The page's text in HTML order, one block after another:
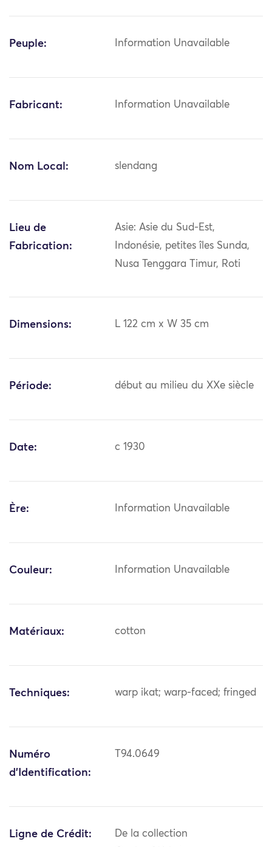
Peuple: Information Unavailable
Fabricant: Information Unavailable
Nom Local: slendang
Lieu de
Fabrication:
Asie: Asie du Sud-Est,
Indonésie, petites îles Sunda,
Nusa Tenggara Timur, Roti
Dimensions: L 122 cm x W 35 cm
Période: début au milieu du XXe siècle
Date: c 1930
Ère: Information Unavailable
Couleur: Information Unavailable
Matériaux: cotton
Techniques: warp ikat; warp-faced; fringed
Numéro
d'Identification:
T94.0649
Ligne de Crédit:
De la collection